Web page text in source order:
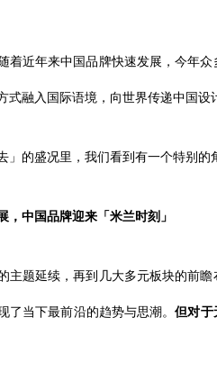
着近年来中国品牌快速发展，今年
式融入国际语境，向世界传递中国设
」的盛况里，我们看到有一个特别
， 中国品牌迎来「米兰时刻」
主题延续，再到几大多元板块的前
了当下最前沿的趋势与思潮。但对于